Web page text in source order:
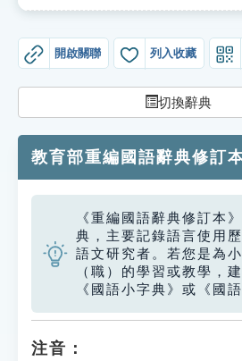
遊戲專區
教學應用
貓頭鷹博士
開啟關聯 列入收藏
切換辭典
教育部重編國語辭典修訂
《重編國語辭典修訂本
典，主要記錄語言使用
語文研究者。若您是為
（職）的學習或教學，
《國語小字典》或《國
注音：